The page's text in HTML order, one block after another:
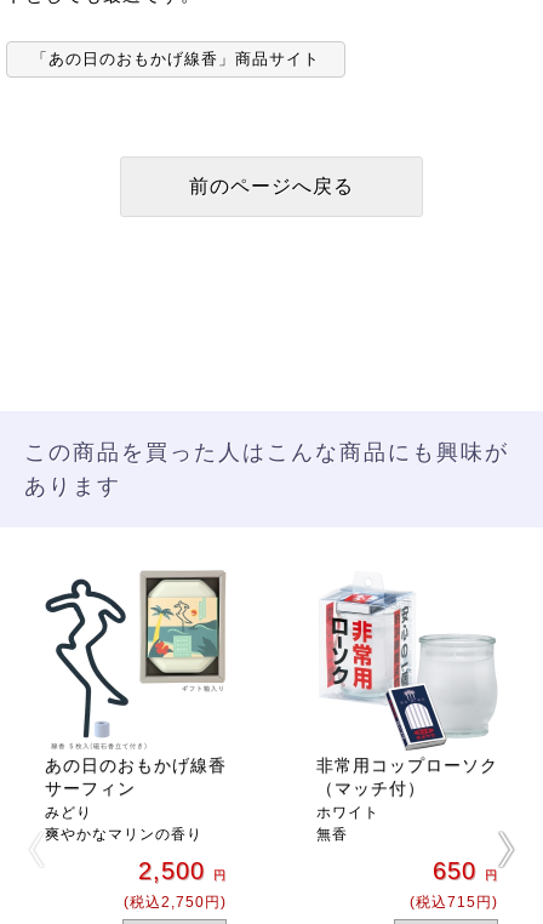
「あの日のおもかげ線香」商品サイト
この商品を買った人はこんな商品にも興味が
あります
あの日のおもかげ線香
サーフィン
みどり
爽やかなマリンの香り
2,500 円
(税込2,750円)
非常用コップローソク
（マッチ付）
ホワイト
無香
650 円
(税込715円)